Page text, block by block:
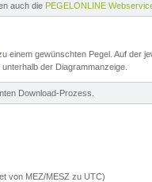
auch die PEGELONLINE
einem gewünschten Pegel. Auf der
der Diagrammanzeige.
Download-Prozess.
von MEZ/MESZ zu UTC)